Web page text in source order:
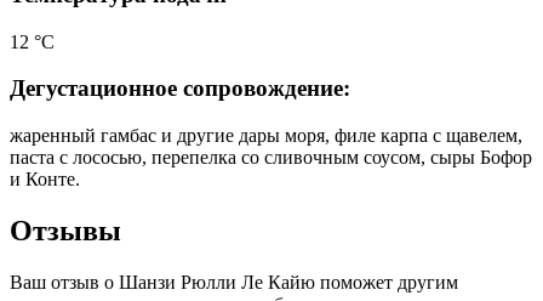
12 °С
Дегустационное сопровождение:
жаренный гамбас и другие дары моря, филе карпа с щавелем,
паста с лососью, перепелка со сливочным соусом, сыры Бофор
и Конте.
Отзывы
Ваш отзыв о Шанзи Рюлли Ле Кайю поможет другим